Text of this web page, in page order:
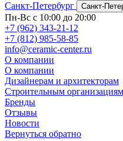
Санкт-Петербург
Санкт-
Пн-Вс с 10:00 до 20:00
+7 (962) 343-21-12
+7 (812) 985-58-85
info@ceramic-center.ru
О компании
О компании
Дизайнерам и архитекторам
Строительным организациям
Бренды
Отзывы
Новости
Вернуться обратно